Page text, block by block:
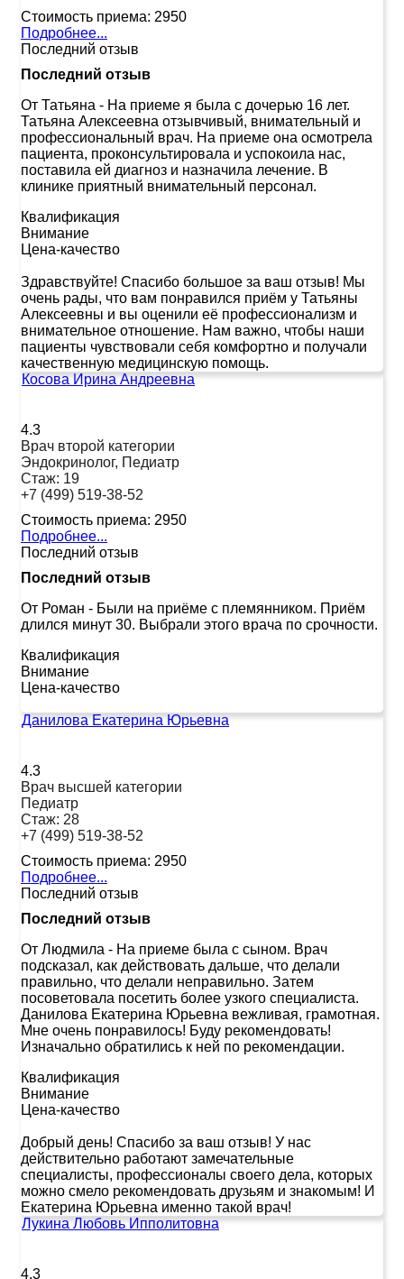
Стоимость приема: 2950
Подробнее...
Последний отзыв
Последний отзыв
От Татьяна - На приеме я была с дочерью 16 лет.
Татьяна Алексеевна отзывчивый, внимательный и
профессиональный врач. На приеме она осмотрела
пациента, проконсультировала и успокоила нас,
поставила ей диагноз и назначила лечение. В
клинике приятный внимательный персонал.
Квалификация
Внимание
Цена-качество
Здравствуйте! Спасибо большое за ваш отзыв! Мы
очень рады, что вам понравился приём у Татьяны
Алексеевны и вы оценили её профессионализм и
внимательное отношение. Нам важно, чтобы наши
пациенты чувствовали себя комфортно и получали
качественную медицинскую помощь.
Косова Ирина Андреевна
4.3
Врач второй категории
Эндокринолог, Педиатр
Стаж: 19
+7 (499) 519-38-52
Стоимость приема: 2950
Подробнее...
Последний отзыв
Последний отзыв
От Роман - Были на приёме с племянником. Приём
длился минут 30. Выбрали этого врача по срочности.
Квалификация
Внимание
Цена-качество
Данилова Екатерина Юрьевна
4.3
Врач высшей категории
Педиатр
Стаж: 28
+7 (499) 519-38-52
Стоимость приема: 2950
Подробнее...
Последний отзыв
Последний отзыв
От Людмила - На приеме была с сыном. Врач
подсказал, как действовать дальше, что делали
правильно, что делали неправильно. Затем
посоветовала посетить более узкого специалиста.
Данилова Екатерина Юрьевна вежливая, грамотная.
Мне очень понравилось! Буду рекомендовать!
Изначально обратились к ней по рекомендации.
Квалификация
Внимание
Цена-качество
Добрый день! Спасибо за ваш отзыв! У нас
действительно работают замечательные
специалисты, профессионалы своего дела, которых
можно смело рекомендовать друзьям и знакомым! И
Екатерина Юрьевна именно такой врач!
Лукина Любовь Ипполитовна
4.3